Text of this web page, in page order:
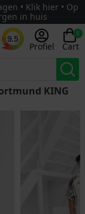
• Klik hier • Op
in huis
9.5
Profiel
0
Cart
KING